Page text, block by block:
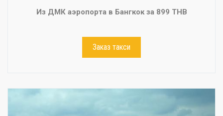
Из ДМК аэропорта в Бангкок за 899 THB
Заказ такси